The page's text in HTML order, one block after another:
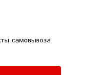
самовывоза